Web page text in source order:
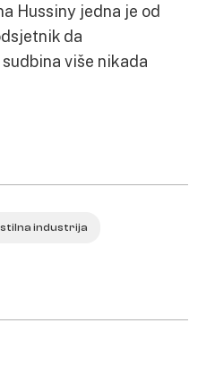
Hussiny jedna je od
da
više nikada
industrija